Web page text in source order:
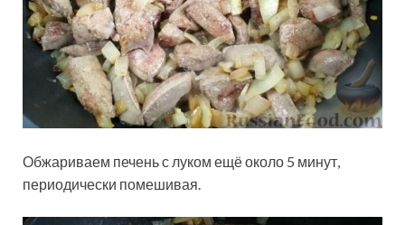
Обжариваем печень с луком ещё около 5 минут,
периодически помешивая.